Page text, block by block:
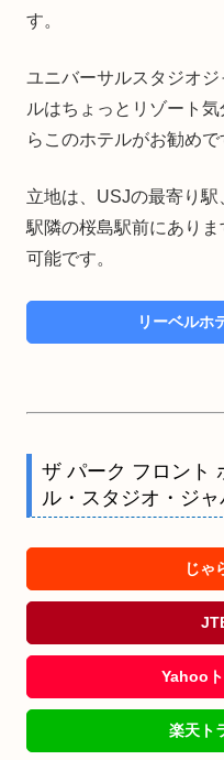
す。
ユニバーサルスタジオ
ルはちょっとリゾート
らこのホテルがお勧めで
立地は、USJの最寄り
駅隣の桜島駅前にあり
可能です。
リーベルホ
ザ パーク フロント
ル・スタジオ・ジャ
じゃ
Yahoo
楽天ト